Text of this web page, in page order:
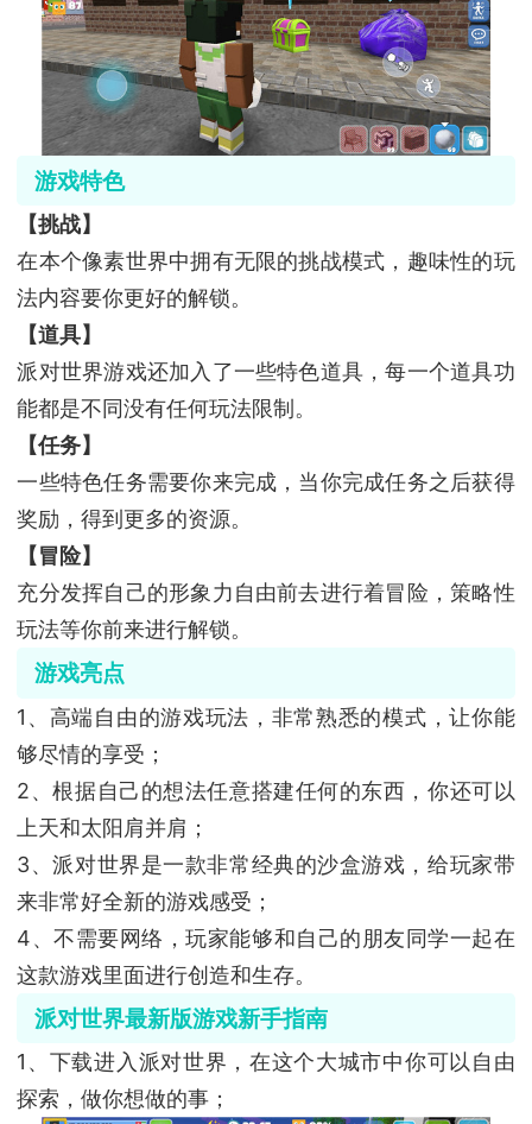
游戏特色
【挑战】
在本个像素世界中拥有无限的挑战模式，趣味性的玩
法内容要你更好的解锁。
【道具】
派对世界游戏还加入了一些特色道具，每一个道具功
能都是不同没有任何玩法限制。
【任务】
一些特色任务需要你来完成，当你完成任务之后获得
奖励，得到更多的资源。
【冒险】
充分发挥自己的形象力自由前去进行着冒险，策略性
玩法等你前来进行解锁。
游戏亮点
1、高端自由的游戏玩法，非常熟悉的模式，让你能
够尽情的享受；
2、根据自己的想法任意搭建任何的东西，你还可以
上天和太阳肩并肩；
3、派对世界是一款非常经典的沙盒游戏，给玩家带
来非常好全新的游戏感受；
4、不需要网络，玩家能够和自己的朋友同学一起在
这款游戏里面进行创造和生存。
派对世界最新版游戏新手指南
1、下载进入派对世界，在这个大城市中你可以自由
探索，做你想做的事；